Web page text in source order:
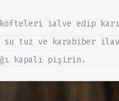
köfteleri ialve edip
su tuz ve karabiber
kapalı pişirin.